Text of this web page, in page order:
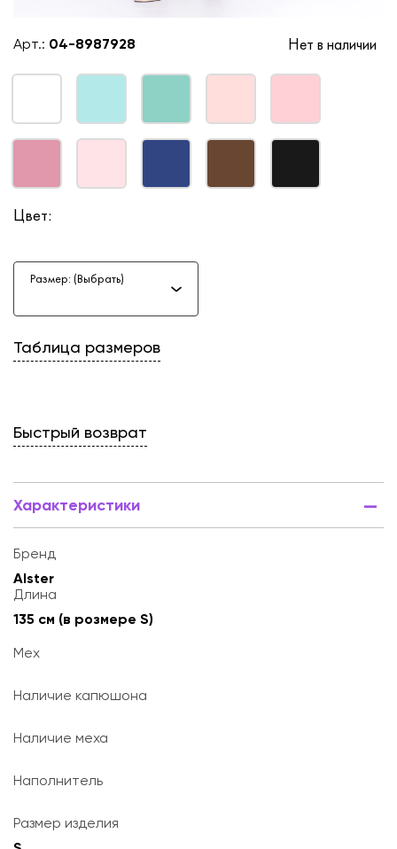
Арт.: 04-8987928 Нет в наличии
Цвет:
Размер: (Выбрать)
Таблица размеров
Быстрый возврат
Характеристики
Бренд
Alster
Длина
135 см (в розмере S)
Мех
Наличие капюшона
Наличие меха
Наполнитель
Размер изделия